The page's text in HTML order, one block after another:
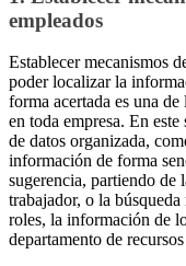
empleados
Establecer mecanismos
poder localizar la
forma acertada es una
en toda empresa. En
de datos organizada,
información de forma
sugerencia, partiendo de
trabajador, o la
roles, la información de
departamento de